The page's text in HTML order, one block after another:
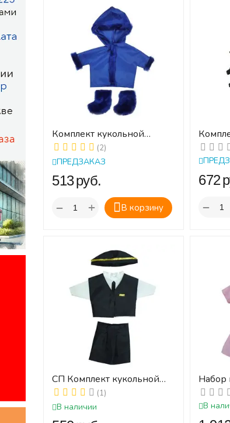
Комплект кукольной
одежды ЗИМНЯЯ (куртка,
унты)
(2)
ПРЕДЗАКАЗ
‍513‍руб.
В корзину
+
−
‍672‍
−
СП Комплект кукольной
одежды ПРОВОДНИЦА
(1)
В наличии
Набор
В